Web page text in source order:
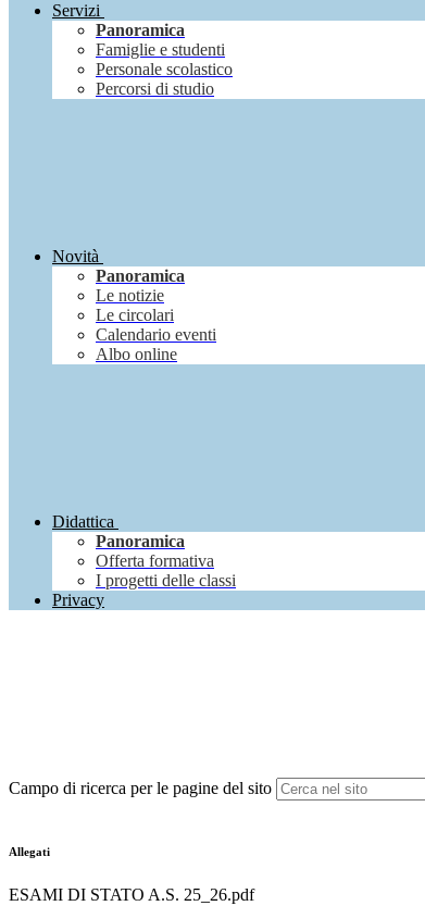
Servizi
Panoramica
Famiglie e studenti
Personale scolastico
Percorsi di studio
Novità
Panoramica
Le notizie
Le circolari
Calendario eventi
Albo online
Didattica
Panoramica
Offerta formativa
I progetti delle classi
Privacy
Campo di ricerca per le pagine del sito
Allegati
ESAMI DI STATO A.S. 25_26.pdf